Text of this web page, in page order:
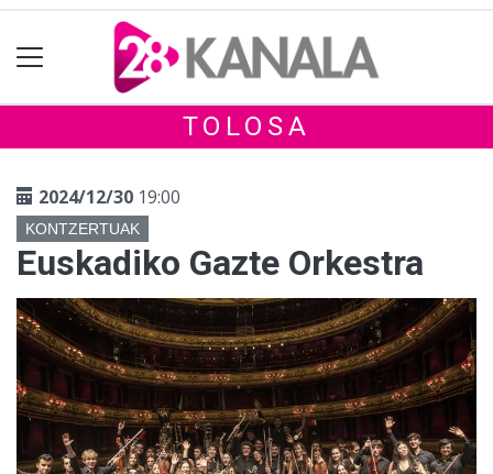
TOLOSA
2024/12/30 19:00
KONTZERTUAK
Euskadiko Gazte Orkestra